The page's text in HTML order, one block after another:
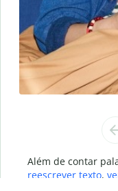
Além de contar
reescrever texto,